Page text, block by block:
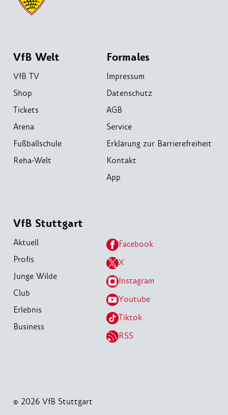
VfB Welt
VfB TV
Shop
Tickets
Arena
Fußballschule
Reha-Welt
Formales
Impressum
Datenschutz
AGB
Service
Erklärung zur Barrierefreiheit
Kontakt
App
VfB Stuttgart
Aktuell
Profis
Junge Wilde
Club
Erlebnis
Business
Facebook
X
Instagram
Youtube
Tiktok
RSS
© 2026 VfB Stuttgart